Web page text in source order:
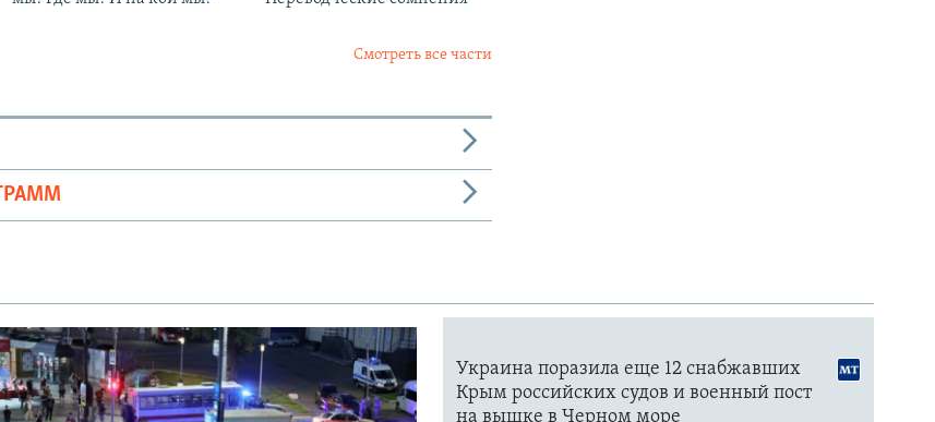
Смотреть все части